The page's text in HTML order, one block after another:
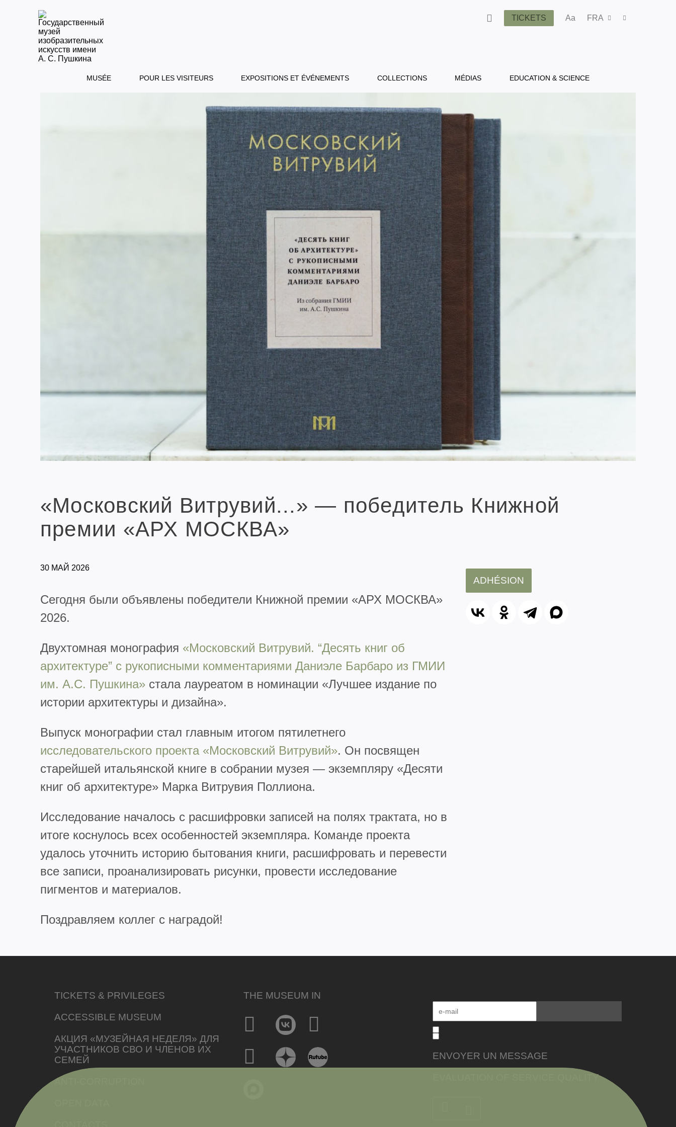
TICKETS Aa FRA
MUSÉE POUR LES VISITEURS EXPOSITIONS ET ÉVÉNEMENTS COLLECTIONS MÉDIAS EDUCATION & SCIENCE
«Московский Витрувий...» — победитель Книжной
премии «АРХ МОСКВА»
30 МАЙ 2026
Сегодня были объявлены победители Книжной премии «АРХ МОСКВА»
2026.
Двухтомная монография «Московский Витрувий. “Десять книг об
архитектуре” с рукописными комментариями Даниэле Барбаро из ГМИИ
им. А.С. Пушкина» стала лауреатом в номинации «Лучшее издание по
истории архитектуры и дизайна».
Выпуск монографии стал главным итогом пятилетнего
исследовательского проекта «Московский Витрувий». Он посвящен
старейшей итальянской книге в собрании музея — экземпляру «Десяти
книг об архитектуре» Марка Витрувия Поллиона.
Исследование началось с расшифровки записей на полях трактата, но в
итоге коснулось всех особенностей экземпляра. Команде проекта
удалось уточнить историю бытования книги, расшифровать и перевести
все записи, проанализировать рисунки, провести исследование
пигментов и материалов.
Поздравляем коллег с наградой!
ADHÉSION
TICKETS & PRIVILEGES
ACCESSIBLE MUSEUM
АКЦИЯ «МУЗЕЙНАЯ НЕДЕЛЯ» ДЛЯ
УЧАСТНИКОВ СВО И ЧЛЕНОВ ИХ
СЕМЕЙ
ANTI-CORRUPTION
THE MUSEUM IN
ENVOYER UN MESSAGE
EVALUATION OF SERVICE QUALITY